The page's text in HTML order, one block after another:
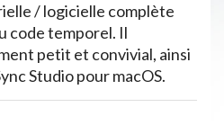
/ logicielle complète
code temporel. Il
petit et convivial, ainsi
Studio pour macOS.